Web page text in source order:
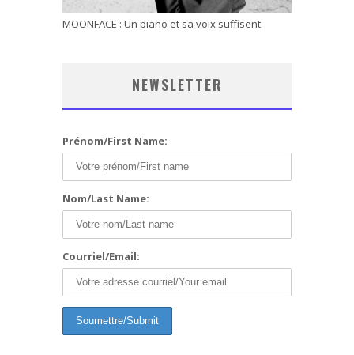
MOONFACE : Un piano et sa voix suffisent
NEWSLETTER
Prénom/First Name:
Nom/Last Name:
Courriel/Email: